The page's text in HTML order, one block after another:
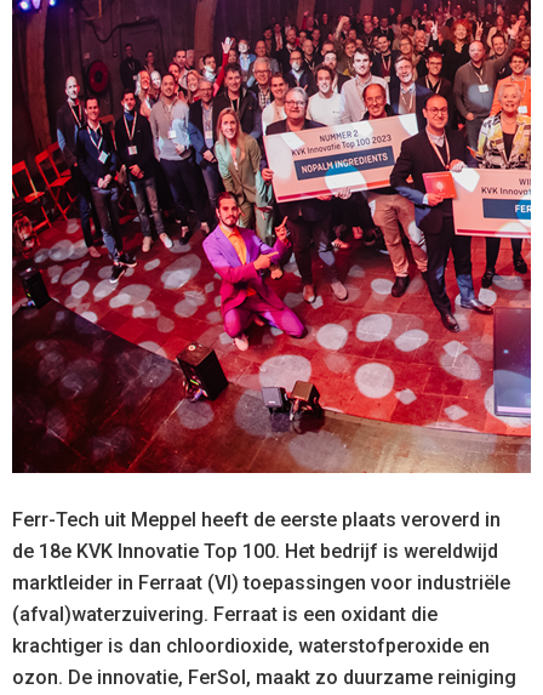
Ferr-Tech uit Meppel heeft de eerste plaats veroverd in
de 18e KVK Innovatie Top 100. Het bedrijf is wereldwijd
marktleider in Ferraat (VI) toepassingen voor industriële
(afval)waterzuivering. Ferraat is een oxidant die
krachtiger is dan chloordioxide, waterstofperoxide en
ozon. De innovatie, FerSol, maakt zo duurzame reiniging